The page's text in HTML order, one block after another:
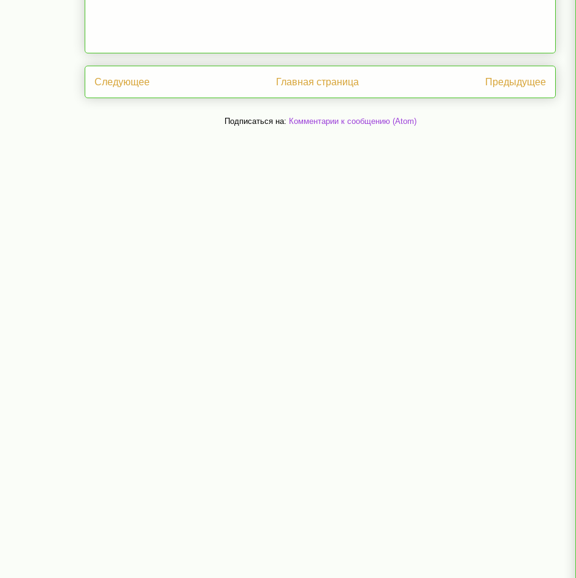
Следующее Предыдущее
Главная страница
Подписаться на: Комментарии к сообщению (Atom)